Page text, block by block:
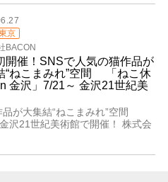
京
BACON
開催！SNSで人気の猫作品が
“ねこまみれ”空間 「ねこ休
金沢」7/21～ 金沢21世紀美
が大集結“ねこまみれ”空間
沢21世紀美術館で開催！ 株式会